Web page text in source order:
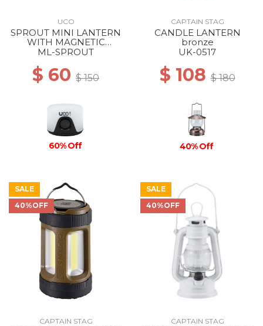
UCO
SPROUT MINI LANTERN
WITH MAGNETIC
LANYARD BLACK
ML-SPROUT
$ 60 $ 150
60% Off
CAPTAIN STAG
CANDLE LANTERN
bronze
UK-0517
$ 108$ 180
40% Off
SALE
40%OFF
CAPTAIN STAG
SALE
40%OFF
CAPTAIN STAG